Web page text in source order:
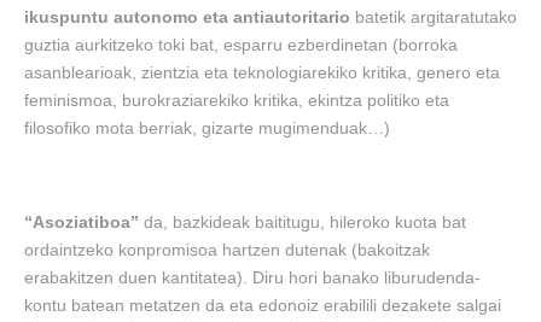
ikuspuntu autonomo eta antiautoritario batetik argitaratutako
guztia aurkitzeko toki bat, esparru ezberdinetan (borroka
asanblearioak, zientzia eta teknologiarekiko kritika, genero eta
feminismoa, burokraziarekiko kritika, ekintza politiko eta
filosofiko mota berriak, gizarte mugimenduak…)
“Asoziatiboa” da, bazkideak baititugu, hileroko kuota bat
ordaintzeko konpromisoa hartzen dutenak (bakoitzak
erabakitzen duen kantitatea). Diru hori banako liburudenda-
kontu batean metatzen da eta edonoiz erabilili dezakete salgai